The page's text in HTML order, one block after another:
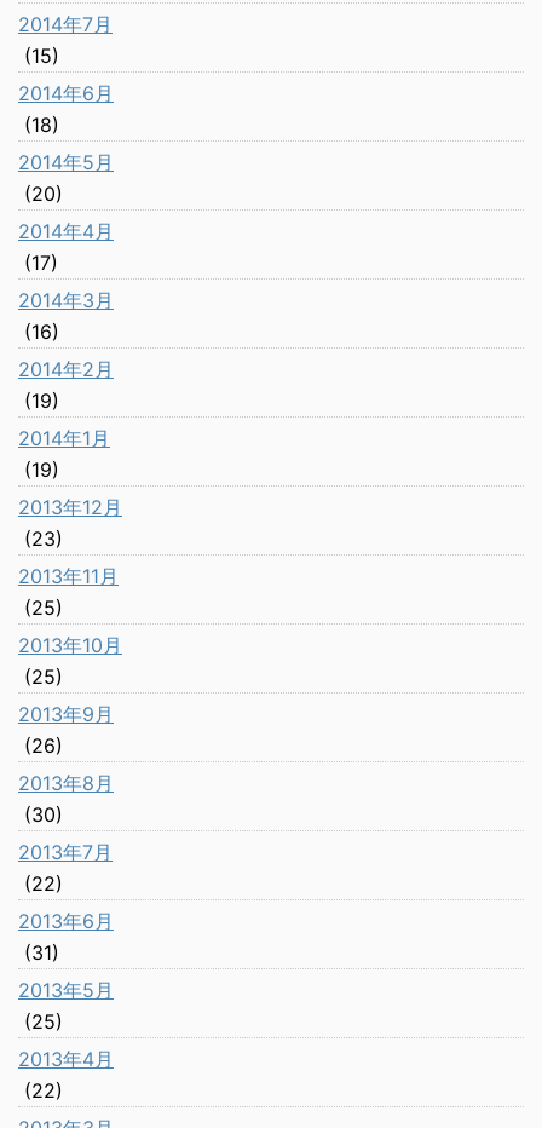
2014年7月
(15)
2014年6月
(18)
2014年5月
(20)
2014年4月
(17)
2014年3月
(16)
2014年2月
(19)
2014年1月
(19)
2013年12月
(23)
2013年11月
(25)
2013年10月
(25)
2013年9月
(26)
2013年8月
(30)
2013年7月
(22)
2013年6月
(31)
2013年5月
(25)
2013年4月
(22)